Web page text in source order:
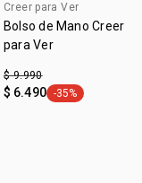
edicion limitada
Creer para Ver
Bolso de Mano Creer
para Ver
$ 9.990
$ 6.490 general.tag -35%
-35%